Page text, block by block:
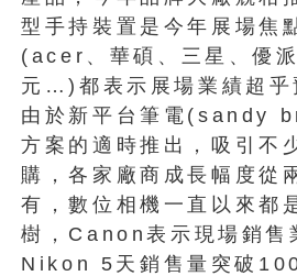
型手持裝置是今年展場焦
(acer、華碩、三星、優
元…)都表示展場業績超乎
由於新平台筆電(sandy
方案的適時推出，吸引不
購，各家廠商成長幅度從
有，數位相機一直以來都
樹，Canon表示現場銷售
Nikon 5天銷售量突破